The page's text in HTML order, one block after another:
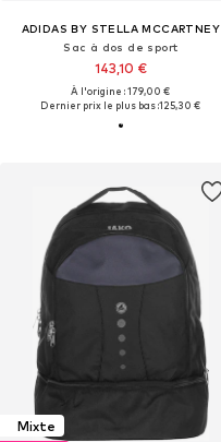
ADIDAS BY STELLA MCCARTNEY
Sac à dos de sport
143,10 €
À l'origine : 179,00 €
Dernier prix le plus bas :125,30 €
Mixte